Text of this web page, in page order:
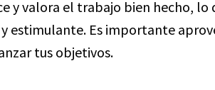
y valora el trabajo bien hecho,
estimulante. Es importante
tus objetivos.